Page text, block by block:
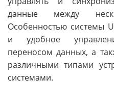
данные между
Особенностью системы
и удобное
переносом данных, а
различными типами
системами.